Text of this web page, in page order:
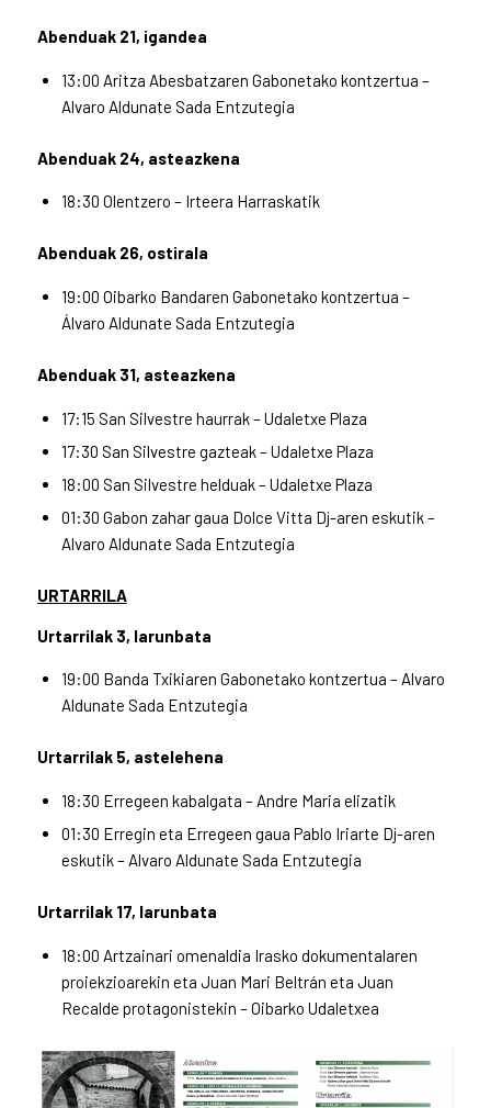
Abenduak 21, igandea
13:00 Aritza Abesbatzaren Gabonetako kontzertua –
Alvaro Aldunate Sada Entzutegia
Abenduak 24, asteazkena
18:30 Olentzero – Irteera Harraskatik
Abenduak 26, ostirala
19:00 Oibarko Bandaren Gabonetako kontzertua –
Álvaro Aldunate Sada Entzutegia
Abenduak 31, asteazkena
17:15 San Silvestre haurrak – Udaletxe Plaza
17:30 San Silvestre gazteak – Udaletxe Plaza
18:00 San Silvestre helduak – Udaletxe Plaza
01:30 Gabon zahar gaua Dolce Vitta Dj-aren eskutik –
Alvaro Aldunate Sada Entzutegia
URTARRILA
Urtarrilak 3, larunbata
19:00 Banda Txikiaren Gabonetako kontzertua – Alvaro
Aldunate Sada Entzutegia
Urtarrilak 5, astelehena
18:30 Erregeen kabalgata – Andre Maria elizatik
01:30 Erregin eta Erregeen gaua Pablo Iriarte Dj-aren
eskutik – Alvaro Aldunate Sada Entzutegia
Urtarrilak 17, larunbata
18:00 Artzainari omenaldia Irasko dokumentalaren
proiekzioarekin eta Juan Mari Beltrán eta Juan
Recalde protagonistekin – Oibarko Udaletxea